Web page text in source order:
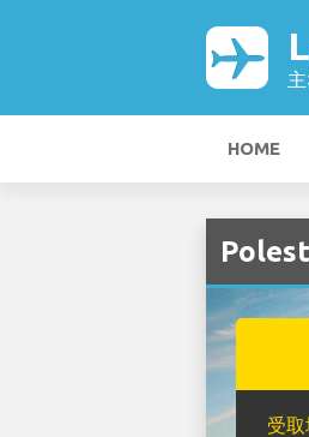
HOME
受